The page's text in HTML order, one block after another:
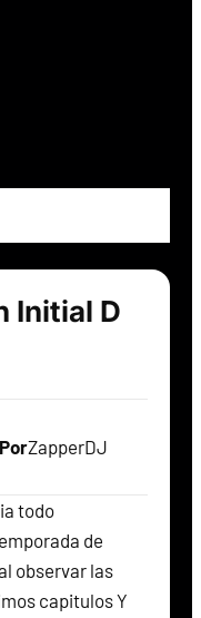
Initial D
PorZapperDJ
todo
de
observar las
capitulos Y